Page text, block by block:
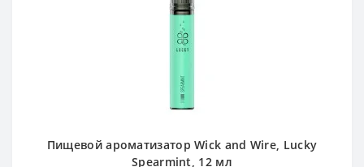
Пищевой ароматизатор Wick and Wire, Lucky
Spearmint, 12 мл